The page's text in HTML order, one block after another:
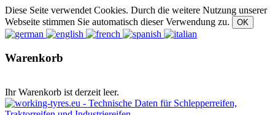
Diese Seite verwendet Cookies. Durch die weitere Nutzung unserer
Webseite stimmen Sie automatisch dieser Verwendung zu.
Warenkorb
Ihr Warenkorb ist derzeit leer.